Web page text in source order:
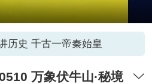
历史 千古一帝秦始皇
万象伏牛山·秘境